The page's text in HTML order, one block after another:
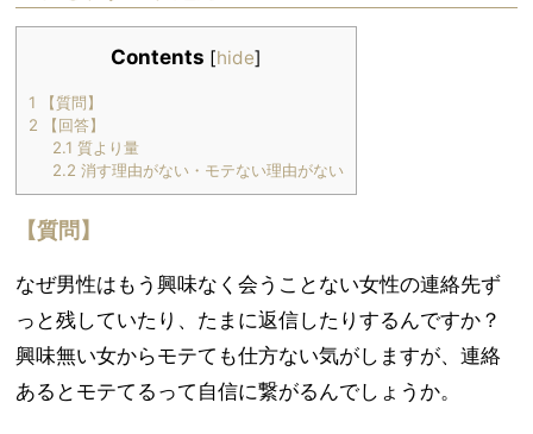
Contents [hide]
1 【質問】
2 【回答】
2.1 質より量
2.2 消す理由がない・モテない理由がない
【質問】
なぜ男性はもう興味なく会うことない女性の連絡先ず
っと残していたり、たまに返信したりするんですか？
興味無い女からモテても仕方ない気がしますが、連絡
あるとモテてるって自信に繋がるんでしょうか。